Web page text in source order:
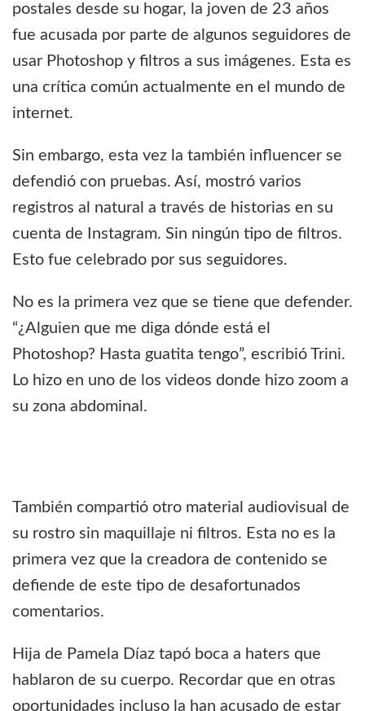
postales desde su hogar, la joven de 23 años
fue acusada por parte de algunos seguidores de
usar Photoshop y filtros a sus imágenes. Esta es
una crítica común actualmente en el mundo de
internet.
Sin embargo, esta vez la también influencer se
defendió con pruebas. Así, mostró varios
registros al natural a través de historias en su
cuenta de Instagram. Sin ningún tipo de filtros.
Esto fue celebrado por sus seguidores.
No es la primera vez que se tiene que defender.
“¿Alguien que me diga dónde está el
Photoshop? Hasta guatita tengo”, escribió Trini.
Lo hizo en uno de los videos donde hizo zoom a
su zona abdominal.
También compartió otro material audiovisual de
su rostro sin maquillaje ni filtros. Esta no es la
primera vez que la creadora de contenido se
defiende de este tipo de desafortunados
comentarios.
Hija de Pamela Díaz tapó boca a haters que
hablaron de su cuerpo. Recordar que en otras
oportunidades incluso la han acusado de estar